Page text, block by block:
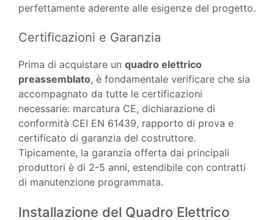
perfettamente aderente alle esigenze del progetto.
Certificazioni e Garanzia
Prima di acquistare un quadro elettrico
preassemblato, è fondamentale verificare che sia
accompagnato da tutte le certificazioni
necessarie: marcatura CE, dichiarazione di
conformità CEI EN 61439, rapporto di prova e
certificato di garanzia del costruttore.
Tipicamente, la garanzia offerta dai principali
produttori è di 2-5 anni, estendibile con contratti
di manutenzione programmata.
Installazione del Quadro Elettrico